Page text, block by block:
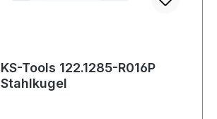
KS-Tools 122.1285-R016P
Stahlkugel